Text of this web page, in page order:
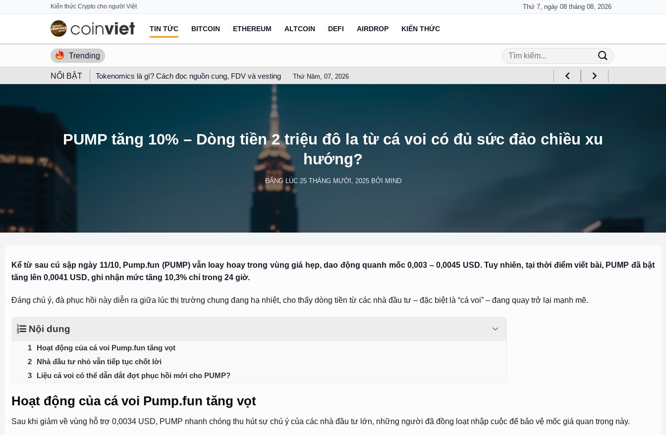
Kiến thức Crypto cho người Việt Thứ 7, ngày 08 tháng 08, 2026
TIN TỨC BITCOIN ETHEREUM ALTCOIN DEFI AIRDROP KIẾN THỨC
Trending
NỔI BẬT Tokenomics là gì? Cách đọc nguồn cung, FDV và vesting Thứ Năm, 07, 2026
PUMP tăng 10% – Dòng tiền 2 triệu đô la từ cá voi có đủ sức đảo chiều xu
hướng?
ĐĂNG LÚC 25 THÁNG MƯỜI, 2025BỞI MIND
Kể từ sau cú sập ngày 11/10, Pump.fun (PUMP) vẫn loay hoay trong vùng giá hẹp, dao động quanh mốc 0,003 – 0,0045 USD. Tuy nhiên, tại thời điểm viết bài, PUMP đã bật
tăng lên 0,0041 USD, ghi nhận mức tăng 10,3% chỉ trong 24 giờ.
Đáng chú ý, đà phục hồi này diễn ra giữa lúc thị trường chung đang hạ nhiệt, cho thấy dòng tiền từ các nhà đầu tư – đặc biệt là “cá voi” – đang quay trở lại mạnh mẽ.
Nội dung
Hoạt động của cá voi Pump.fun tăng vọt
Nhà đầu tư nhỏ vẫn tiếp tục chốt lời
Liệu cá voi có thể dẫn dắt đợt phục hồi mới cho PUMP?
Hoạt động của cá voi Pump.fun tăng vọt
Sau khi giảm về vùng hỗ trợ 0,0034 USD, PUMP nhanh chóng thu hút sự chú ý của các nhà đầu tư lớn, những người đã đồng loạt nhập cuộc để bảo vệ mốc giá quan trọng này.